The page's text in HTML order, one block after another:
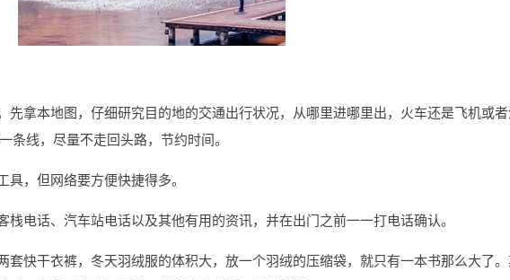
先拿本地图，仔细研究目的地的交通出行状况，从哪里进哪里出，火车还是飞机或
条线，尽量不走回头路，节约时间。
，但网络要方便快捷得多。
电话、汽车站电话以及其他有用的资讯，并在出门之前一一打电话确认。
快干衣裤，冬天羽绒服的体积大，放一个羽绒的压缩袋，就只有一本书那么大了